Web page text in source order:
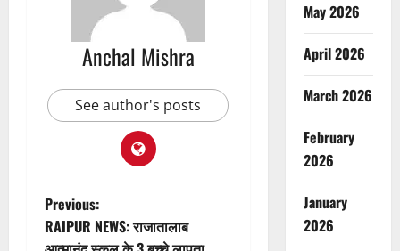
Anchal Mishra
See author's posts
P
Previous:
RAIPUR NEWS: राजातालाब
May 2026
April 2026
March 2026
February
2026
January
2026